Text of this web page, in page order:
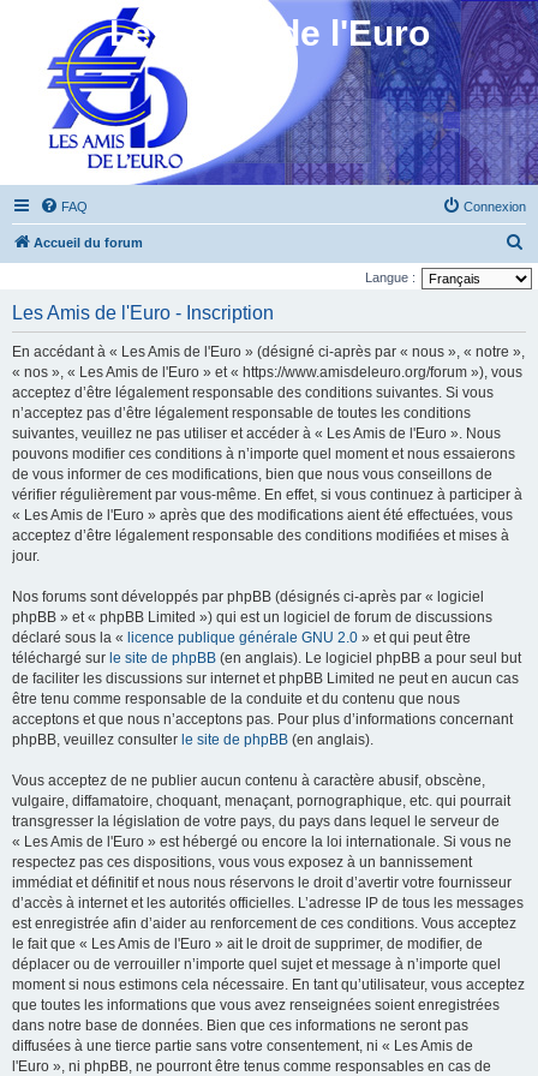
Les Amis de l'Euro
FAQ Connexion
Accueil du forum
e
Langue :
Les Amis de l'Euro - Inscription
En accédant à « Les Amis de l'Euro » (désigné ci-après par « nous », « notre »,
« nos », « Les Amis de l'Euro » et « https://www.amisdeleuro.org/forum »), vous
acceptez d’être légalement responsable des conditions suivantes. Si vous
n’acceptez pas d’être légalement responsable de toutes les conditions
suivantes, veuillez ne pas utiliser et accéder à « Les Amis de l'Euro ». Nous
pouvons modifier ces conditions à n’importe quel moment et nous essaierons
de vous informer de ces modifications, bien que nous vous conseillons de
vérifier régulièrement par vous-même. En effet, si vous continuez à participer à
« Les Amis de l'Euro » après que des modifications aient été effectuées, vous
acceptez d’être légalement responsable des conditions modifiées et mises à
jour.
Nos forums sont développés par phpBB (désignés ci-après par « logiciel
phpBB » et « phpBB Limited ») qui est un logiciel de forum de discussions
déclaré sous la « licence publique générale GNU 2.0 » et qui peut être
téléchargé sur le site de phpBB (en anglais). Le logiciel phpBB a pour seul but
de faciliter les discussions sur internet et phpBB Limited ne peut en aucun cas
être tenu comme responsable de la conduite et du contenu que nous
acceptons et que nous n’acceptons pas. Pour plus d’informations concernant
phpBB, veuillez consulter le site de phpBB (en anglais).
Vous acceptez de ne publier aucun contenu à caractère abusif, obscène,
vulgaire, diffamatoire, choquant, menaçant, pornographique, etc. qui pourrait
transgresser la législation de votre pays, du pays dans lequel le serveur de
« Les Amis de l'Euro » est hébergé ou encore la loi internationale. Si vous ne
respectez pas ces dispositions, vous vous exposez à un bannissement
immédiat et définitif et nous nous réservons le droit d’avertir votre fournisseur
d’accès à internet et les autorités officielles. L’adresse IP de tous les messages
est enregistrée afin d’aider au renforcement de ces conditions. Vous acceptez
le fait que « Les Amis de l'Euro » ait le droit de supprimer, de modifier, de
déplacer ou de verrouiller n’importe quel sujet et message à n’importe quel
moment si nous estimons cela nécessaire. En tant qu’utilisateur, vous acceptez
que toutes les informations que vous avez renseignées soient enregistrées
dans notre base de données. Bien que ces informations ne seront pas
diffusées à une tierce partie sans votre consentement, ni « Les Amis de
l'Euro », ni phpBB, ne pourront être tenus comme responsables en cas de